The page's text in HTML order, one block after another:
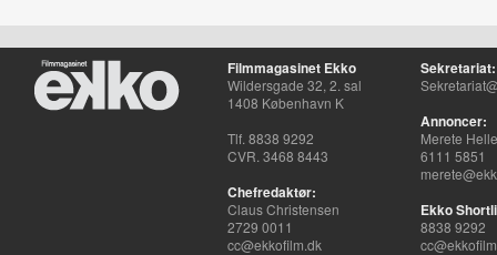
Filmmagasinet Ekko
Wildersgade 32, 2. sal
1408 København K
Tlf. 8838 9292
CVR. 3468 8443
Chefredaktør:
Claus Christensen
2729 0011
cc@ekkofilm.dk
Sekretariat:
Annoncer:
Merete
6111 5851
Ekko
8838 9292